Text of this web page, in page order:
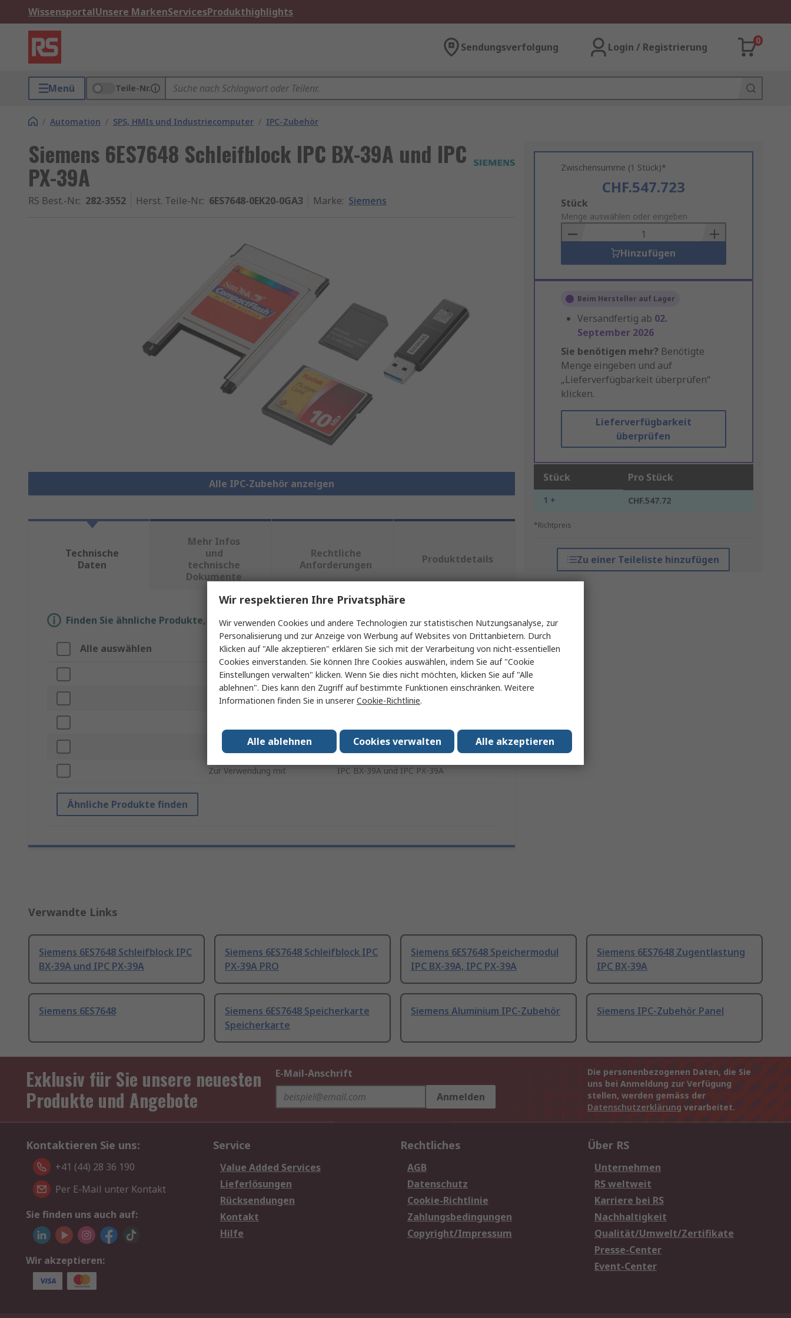
WissensportalUnsere MarkenServicesProdukthighlights
Sendungsverfolgung Login / Registrierung
0
Menü Teile-Nr.
/ Automation / SPS, HMIs und Industriecomputer / IPC-Zubehör
Siemens 6ES7648 Schleifblock IPC BX-39A und IPC
PX-39A
RS Best.-Nr.: 282-3552 Herst. Teile-Nr.: 6ES7648-0EK20-0GA3 Marke: Siemens
Alle IPC-Zubehör anzeigen
Zwischensumme (1 Stück)*
CHF.547.723
Add
to
Basket
Stück
Menge auswählen oder eingeben
Hinzufügen
Beim Hersteller auf Lager
Versandfertig ab 02.
September 2026
Sie benötigen mehr? Benötigte
Menge eingeben und auf
„Lieferverfügbarkeit überprüfen“
klicken.
Lieferverfügbarkeit
überprüfen
Stück Pro Stück
1 + CHF.547.72
*Richtpreis
Zu einer Teileliste hinzufügen
Technische
Daten
Mehr Infos
und
technische
Dokumente
Rechtliche
Anforderungen
Produktdetails
Finden Sie ähnliche Produkte, indem Sie ein oder mehrere Eigenschaften auswählen.
Alle auswählen Eigenschaft Wert
Marke Siemens
Zubehörtyp Schleifblock
Serie 6ES7648
Zur Verwendung mit IPC BX-39A und IPC PX-39A
Ähnliche Produkte finden
Verwandte Links
Siemens 6ES7648 Schleifblock IPC
BX-39A und IPC PX-39A
Siemens 6ES7648 Schleifblock IPC
PX-39A PRO
Siemens 6ES7648 Speichermodul
IPC BX-39A, IPC PX-39A
Siemens 6ES7648 Zugentlastung
IPC BX-39A
Siemens 6ES7648
Siemens 6ES7648 Speicherkarte
Speicherkarte
Siemens Aluminium IPC-Zubehör Siemens IPC-Zubehör Panel
Exklusiv für Sie unsere neuesten
Produkte und Angebote
E-Mail-Anschrift
Anmelden
Die personenbezogenen Daten, die Sie
uns bei Anmeldung zur Verfügung
stellen, werden gemäss der
Datenschutzerklärung verarbeitet.
Kontaktieren Sie uns:
+41 (44) 28 36 190
Per E-Mail unter Kontakt
Sie finden uns auch auf:
Wir akzeptieren:
Service
Value Added Services
Lieferlösungen
Rücksendungen
Kontakt
Hilfe
Rechtliches
AGB
Datenschutz
Cookie-Richtlinie
Zahlungsbedingungen
Copyright/Impressum
Über RS
Unternehmen
RS weltweit
Karriere bei RS
Nachhaltigkeit
Qualität/Umwelt/Zertifikate
Presse-Center
Event-Center
Wir respektieren Ihre Privatsphäre
Wir verwenden Cookies und andere Technologien zur statistischen Nutzungsanalyse, zur
Personalisierung und zur Anzeige von Werbung auf Websites von Drittanbietern. Durch
Klicken auf "Alle akzeptieren" erklären Sie sich mit der Verarbeitung von nicht-essentiellen
Cookies einverstanden. Sie können Ihre Cookies auswählen, indem Sie auf "Cookie
Einstellungen verwalten" klicken. Wenn Sie dies nicht möchten, klicken Sie auf "Alle
ablehnen". Dies kann den Zugriff auf bestimmte Funktionen einschränken. Weitere
Informationen finden Sie in unsererCookie-Richtlinie.
Alle akzeptieren
Cookies verwalten
Alle ablehnen